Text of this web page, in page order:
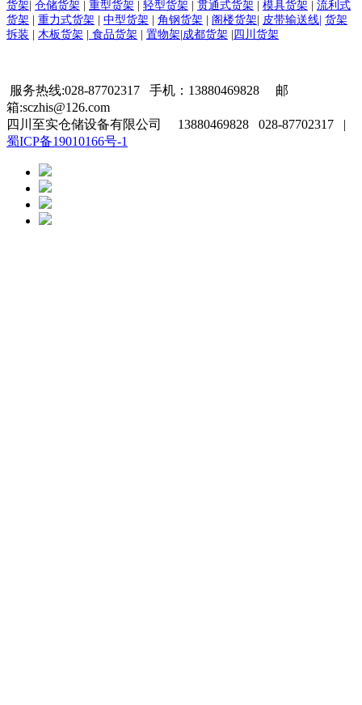
货架 仓储货架 重型货架 轻型货架 贯通式货架 模具货架
流利式
货架
重力式货架 中型货架 角钢货架 阁楼货架 皮带输送线| 货架
拆装
木板货架 食品货架 置物架 成都货架 四川货架
服务热线:028-87702317 手机：13880469828 邮
箱:sczhis@126.com
四川至实仓储设备有限公司 13880469828 028-87702317 |
蜀ICP备19010166号-1